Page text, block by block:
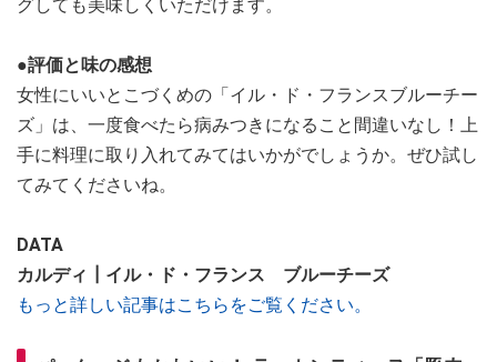
グしても美味しくいただけます。
●評価と味の感想
女性にいいとこづくめの「イル・ド・フランスブルーチー
ズ」は、一度食べたら病みつきになること間違いなし！上
手に料理に取り入れてみてはいかがでしょうか。ぜひ試し
てみてくださいね。
DATA
カルディ┃イル・ド・フランス ブルーチーズ
もっと詳しい記事はこちらをご覧ください。